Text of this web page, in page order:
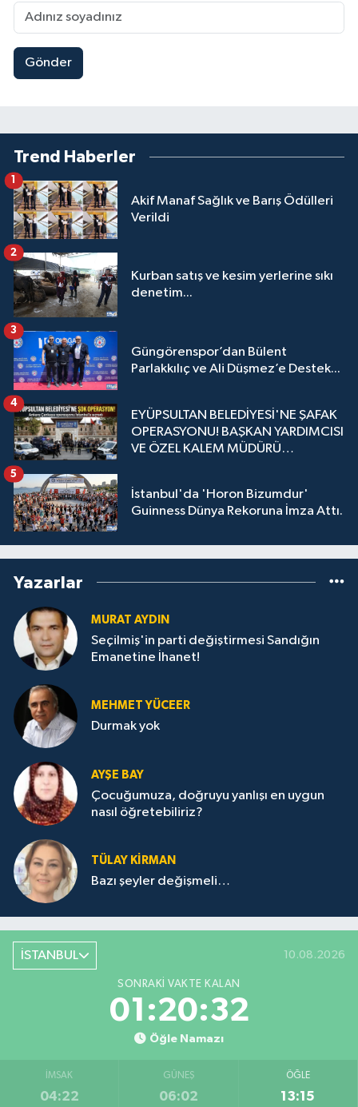
Gönder
Trend Haberler
Akif Manaf Sağlık ve Barış Ödülleri
Verildi
1
Kurban satış ve kesim yerlerine sıkı
denetim...
2
Güngörenspor’dan Bülent
Parlakkılıç ve Ali Düşmez’e Destek...
3
EYÜPSULTAN BELEDİYESİ'NE ŞAFAK
OPERASYONU! BAŞKAN YARDIMCISI
VE ÖZEL KALEM MÜDÜRÜ
4
İstanbul'da 'Horon Bizumdur'
Guinness Dünya Rekoruna İmza Attı.
5
Yazarlar
MURAT AYDIN
Seçilmiş'in parti değiştirmesi Sandığın
Emanetine İhanet!
MEHMET YÜCEER
Durmak yok
AYŞE BAY
Çocuğumuza, doğruyu yanlışı en uygun
nasıl öğretebiliriz?
TÜLAY KİRMAN
Bazı şeyler değişmeli…
İSTANBUL 10.08.2026
SONRAKI VAKTE KALAN
01:20:32
Öğle Namazı
İMSAK
04:22
GÜNEŞ
06:02
ÖĞLE
13:15